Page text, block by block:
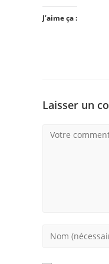
J’aime ça :
Laisser un
Comment
Enter
name